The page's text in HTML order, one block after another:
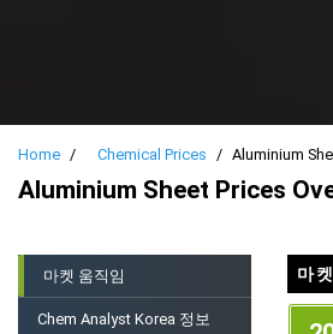
Home Chemical Prices Aluminium
Aluminium Sheet Prices
마켓 움직임
Chem Analyst Korea 정보
마